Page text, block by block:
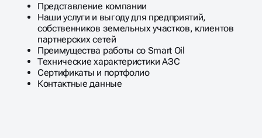
Представление компании
Наши услуги и выгоду для предприятий,
собственников земельных участков, клиентов
партнерских сетей
Преимущества работы со Smart Oil
Технические характеристики АЗС
Сертификаты и портфолио
Контактные данные